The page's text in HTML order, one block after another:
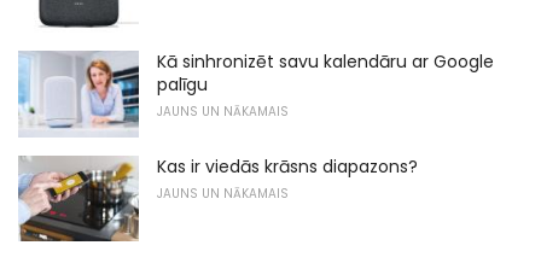
Kā sinhronizēt savu kalendāru ar Google
palīgu
JAUNS UN NĀKAMAIS
Kas ir viedās krāsns diapazons?
JAUNS UN NĀKAMAIS